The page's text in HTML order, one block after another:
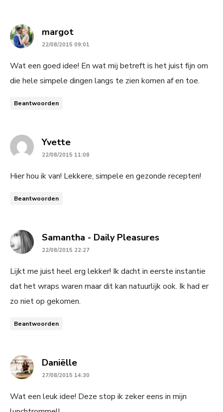
margotsays:
22/08/2015 09:01
Wat een goed idee! En wat mij betreft is het juist fijn om
die hele simpele dingen langs te zien komen af en toe.
Beantwoorden
Yvettesays:
22/08/2015 11:08
Hier hou ik van! Lekkere, simpele en gezonde recepten!
Beantwoorden
Samantha - Daily Pleasuressays:
22/08/2015 22:27
Lijkt me juist heel erg lekker! Ik dacht in eerste instantie
dat het wraps waren maar dit kan natuurlijk ook. Ik had er
zo niet op gekomen.
Beantwoorden
Daniëllesays:
27/08/2015 14:30
Wat een leuk idee! Deze stop ik zeker eens in mijn